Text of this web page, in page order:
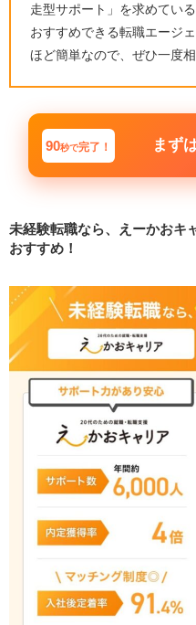
ト
1.書類添削・面接対策
ートをフル活用する
2.企業研究を積極的に
3.初回面談では正直に
4.担当者には具体的に
内定を優先するあま
提案されることがある
担当者のスキルにば
しない
サービスの特徴上、30
指す人には向いていな
えーかおキャリアの利用の
STEP1. 無料会員登録
STEP2. 担当者との面談
STEP3. 求人紹介
STEP4. 書類の添削
STEP5. 企業へのエン
STEP7. 内定獲得
走型サポート」を求めてい
おすすめできる転職エージ
ほど簡単なので、ぜひ一度
90秒で完了！ まず
未経験転職なら、えーかおキ
おすすめ！